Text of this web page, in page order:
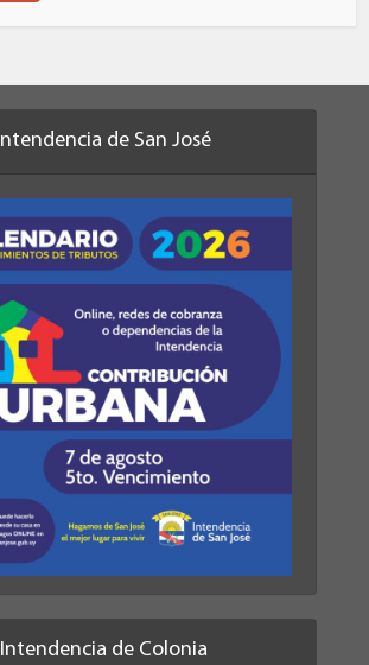
Intendencia de San José
Intendencia de Colonia